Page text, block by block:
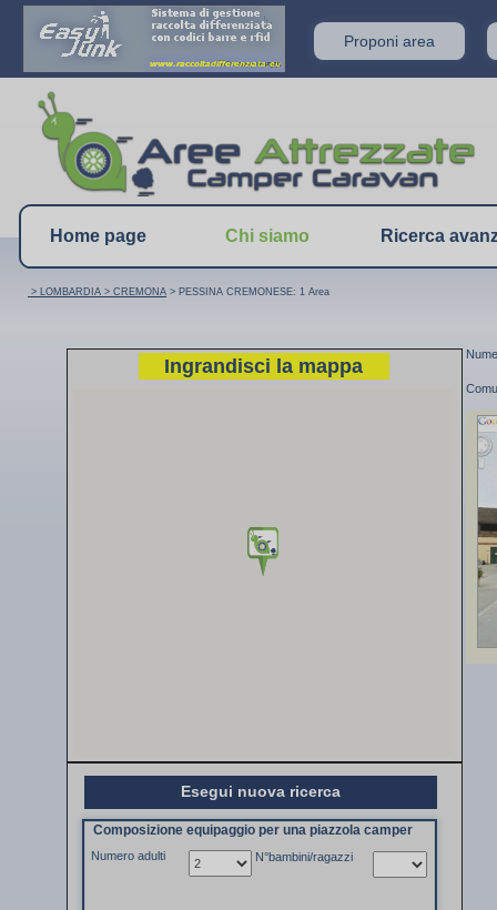
Proponi area
Home page Chi siamo Ricerca
Ingrandisci la mappa
Esegui nuova ricerca
Composizione equipaggio per una piazzola camper
Numero adulti N°bambini/ragazzi
> LOMBARDIA > CREMONA > PESSINA CREMONESE: 1 Area